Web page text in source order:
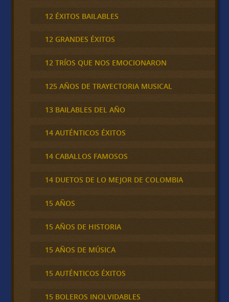
12 ÉXITOS BAILABLES
12 GRANDES ÉXITOS
12 TRÍOS QUE NOS EMOCIONARON
125 AÑOS DE TRAYECTORIA MUSICAL
13 BAILABLES DEL AÑO
14 AUTÉNTICOS ÉXITOS
14 CABALLOS FAMOSOS
14 DUETOS DE LO MEJOR DE COLOMBIA
15 AÑOS
15 AÑOS DE HISTORIA
15 AÑOS DE MÚSICA
15 AUTÉNTICOS ÉXITOS
15 BOLEROS INOLVIDABLES